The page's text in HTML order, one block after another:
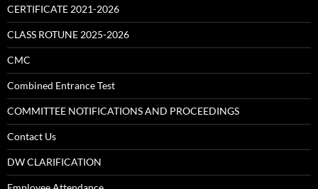
CERTIFICATE 2021-2026
CLASS ROTUNE 2025-2026
CMC
Combined Entrance Test
COMMITTEE NOTIFICATIONS AND PROCEEDINGS
Contact Us
DW CLARIFICATION